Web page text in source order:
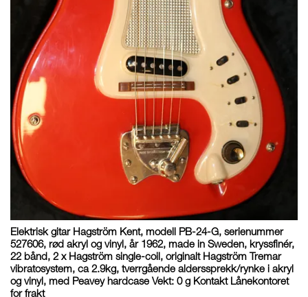
Elektrisk gitar Hagström Kent, modell PB-24-G, serienummer
527606, rød akryl og vinyl, år 1962, made in Sweden, kryssfinér,
22 bånd, 2 x Hagström single-coil, originalt Hagström Tremar
vibratosystem, ca 2.9kg, tverrgående alderssprekk/rynke i akryl
og vinyl, med Peavey hardcase Vekt: 0 g Kontakt Lånekontoret
for frakt